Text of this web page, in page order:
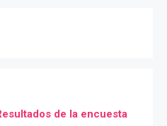
de la encuesta